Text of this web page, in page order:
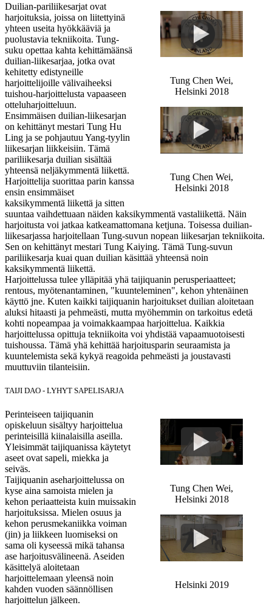
Tung Chen Wei,
Helsinki 2018
Tung Chen Wei,
Helsinki 2018
Duilian-pariliikesarjat ovat
harjoituksia, joissa on liitettyinä
yhteen useita hyökkääviä ja
puolustavia tekniikoita. Tung-
suku opettaa kahta kehittämäänsä
duilian-liikesarjaa, jotka ovat
kehitetty edistyneille
harjoittelijoille välivaiheeksi
tuishou-harjoittelusta vapaaseen
otteluharjoitteluun.
Ensimmäisen duilian-liikesarjan
on kehittänyt mestari Tung Hu
Ling ja se pohjautuu Yang-tyylin
liikesarjan liikkeisiin. Tämä
pariliikesarja duilian sisältää
yhteensä neljäkymmentä liikettä.
Harjoittelija suorittaa parin kanssa
ensin ensimmäiset
kaksikymmentä liikettä ja sitten
suuntaa vaihdettuaan näiden kaksikymmentä vastaliikettä. Näin
harjoitusta voi jatkaa katkeamattomana ketjuna. Toisessa duilian-
liikesarjassa harjoitellaan Tung-suvun nopean liikesarjan tekniikoita.
Sen on kehittänyt mestari Tung Kaiying. Tämä Tung-suvun
pariliikesarja kuai quan duilian käsittää yhteensä noin
kaksikymmentä liikettä.
Harjoittelussa tulee ylläpitää yhä taijiquanin perusperiaatteet;
rentous, myötenantaminen, "kuunteleminen", kehon yhtenäinen
käyttö jne. Kuten kaikki taijiquanin harjoitukset duilian aloitetaan
aluksi hitaasti ja pehmeästi, mutta myöhemmin on tarkoitus edetä
kohti nopeampaa ja voimakkaampaa harjoittelua. Kaikkia
harjoittelussa opittuja tekniikoita voi yhdistää vapaamuotoisesti
tuishoussa. Tämä yhä kehittää harjoitusparin seuraamista ja
kuuntelemista sekä kykyä reagoida pehmeästi ja joustavasti
muuttuviin tilanteisiin.
TAIJI DAO - LYHYT SAPELISARJA
Tung Chen Wei,
Helsinki 2018
Helsinki 2019
Perinteiseen taijiquanin
opiskeluun sisältyy harjoittelua
perinteisillä kiinalaisilla aseilla.
Yleisimmät taijiquanissa käytetyt
aseet ovat sapeli, miekka ja
seiväs.
Taijiquanin aseharjoittelussa on
kyse aina samoista mielen ja
kehon periaatteista kuin muissakin
harjoituksissa. Mielen osuus ja
kehon perusmekaniikka voiman
(jin) ja liikkeen luomiseksi on
sama oli kyseessä mikä tahansa
ase harjoitusvälineenä. Aseiden
käsittelyä aloitetaan
harjoittelemaan yleensä noin
kahden vuoden säännöllisen
harjoittelun jälkeen.